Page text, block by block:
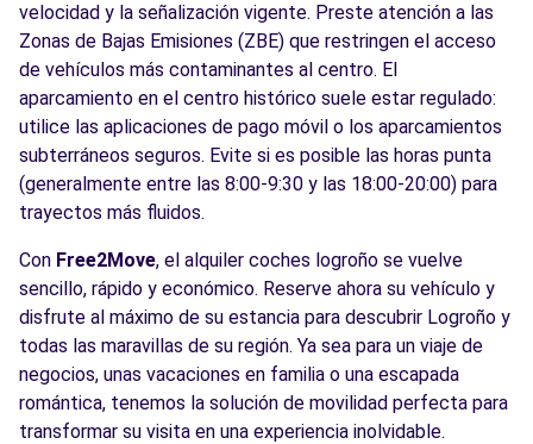
velocidad y la señalización vigente. Preste atención a las
Zonas de Bajas Emisiones (ZBE) que restringen el acceso
de vehículos más contaminantes al centro. El
aparcamiento en el centro histórico suele estar regulado:
utilice las aplicaciones de pago móvil o los aparcamientos
subterráneos seguros. Evite si es posible las horas punta
(generalmente entre las 8:00-9:30 y las 18:00-20:00) para
trayectos más fluidos.
Con Free2Move, el alquiler coches logroño se vuelve
sencillo, rápido y económico. Reserve ahora su vehículo y
disfrute al máximo de su estancia para descubrir Logroño y
todas las maravillas de su región. Ya sea para un viaje de
negocios, unas vacaciones en familia o una escapada
romántica, tenemos la solución de movilidad perfecta para
transformar su visita en una experiencia inolvidable.